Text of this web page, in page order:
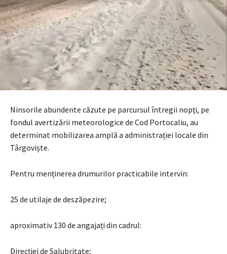
Ninsorile abundente căzute pe parcursul întregii nopți, pe
fondul avertizării meteorologice de Cod Portocaliu, au
determinat mobilizarea amplă a administrației locale din
Târgoviște.
Pentru menținerea drumurilor practicabile intervin:
25 de utilaje de deszăpezire;
aproximativ 130 de angajați din cadrul:
Direcției de Salubritate;